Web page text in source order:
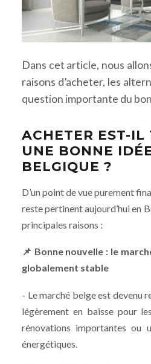
PROPRIÉTAIRE ?
Dans cet article, nous
raisons d’acheter, les
question importante du
ACHETER EST-IL
UNE BONNE
BELGIQUE ?
D’un point de vue purement
reste pertinent aujourd’hui en
principales raisons :
📌 Bonne nouvelle : le
globalement stable
- Le marché belge est devenu
légèrement en baisse pour
rénovations importantes ou
énergétiques.